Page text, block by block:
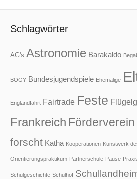
Schlagwörter
AG's Astronomie Barakaldo
BOGY Bundesjugendspiele Ehemalige
Englandfahrt Fairtrade Feste
Frankreich Förderverein
forscht Katha Kooperationen Kunstwerk
Orientierungspraktikum Partnerschule Pause
Schulgeschichte Schulhof